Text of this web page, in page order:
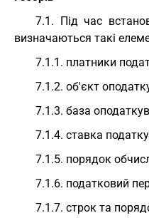
7.1. Під час
визначаються такі
7.1.1. платники
7.1.2. об'єкт
7.1.3. база
7.1.4. ставка
7.1.5. порядок
7.1.6. податковий
7.1.7. строк та